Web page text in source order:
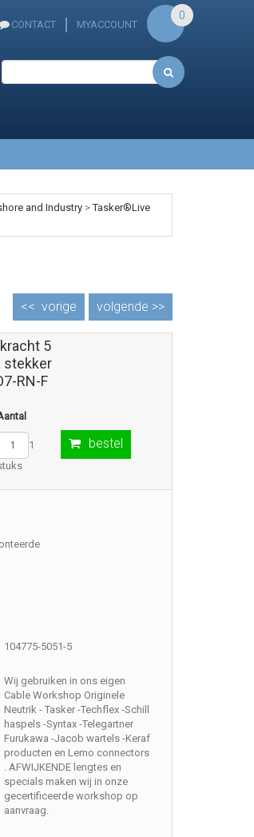
CONTACT MYACCOUNT
0
and Industry>Tasker®Live
volgende >>
<< vorige
5
stekker
RN-F
1
bestel
104775-5051-5
Wij gebruiken in ons eigen
Cable Workshop Originele
Neutrik - Tasker -Techflex -Schill
haspels -Syntax -Telegartner
Furukawa -Jacob wartels -Keraf
producten en Lemo connectors
. AFWIJKENDE lengtes en
specials maken wij in onze
gecertificeerde workshop op
aanvraag.